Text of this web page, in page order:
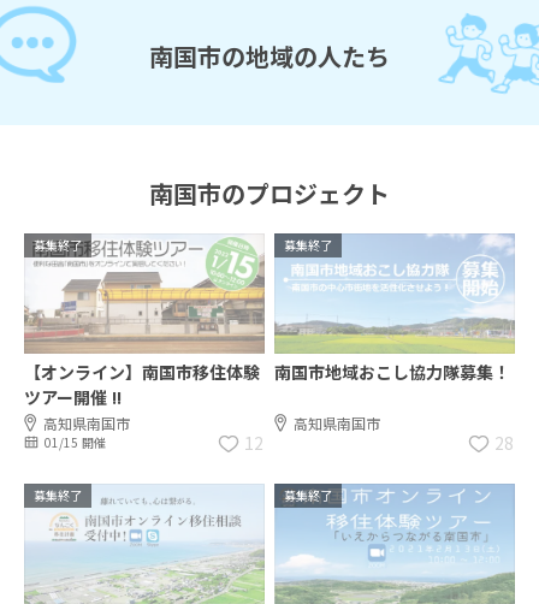
南国市の地域の人たち
南国市のプロジェクト
募集終了
【オンライン】南国市移住体験
ツアー開催 !!
高知県南国市
01/15 開催 12
募集終了
南国市地域おこし協力隊募集！
高知県南国市
28
募集終了 募集終了